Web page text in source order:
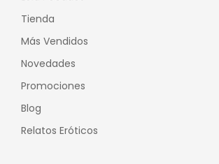
Tienda
Más Vendidos
Novedades
Promociones
Blog
Relatos Eróticos